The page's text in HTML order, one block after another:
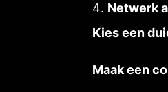
Netwerk
Kies een
Maak een